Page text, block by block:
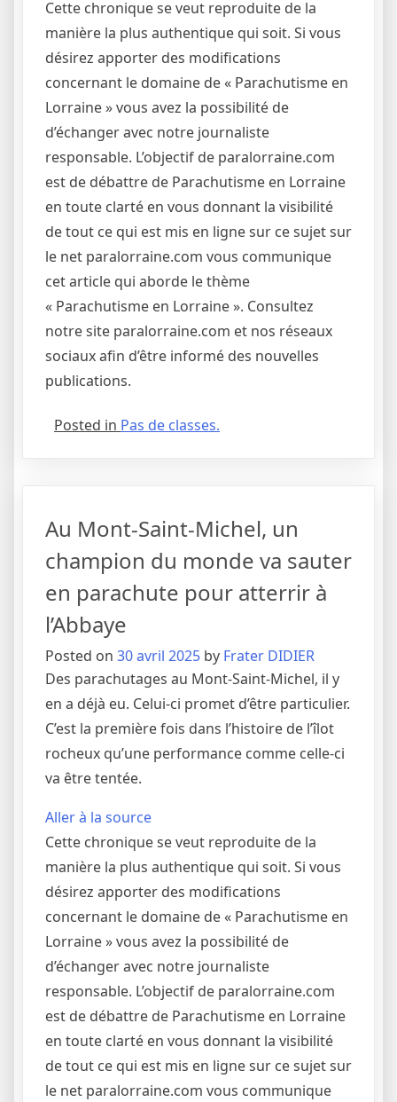
Cette chronique se veut reproduite de la
manière la plus authentique qui soit. Si vous
désirez apporter des modifications
concernant le domaine de « Parachutisme en
Lorraine » vous avez la possibilité de
d’échanger avec notre journaliste
responsable. L’objectif de paralorraine.com
est de débattre de Parachutisme en Lorraine
en toute clarté en vous donnant la visibilité
de tout ce qui est mis en ligne sur ce sujet sur
le net paralorraine.com vous communique
cet article qui aborde le thème
« Parachutisme en Lorraine ». Consultez
notre site paralorraine.com et nos réseaux
sociaux afin d’être informé des nouvelles
publications.
Posted in Pas de classes.
Au Mont-Saint-Michel, un
champion du monde va sauter
en parachute pour atterrir à
l’Abbaye
Posted on 30 avril 2025 by Frater DIDIER
Des parachutages au Mont-Saint-Michel, il y
en a déjà eu. Celui-ci promet d’être particulier.
C’est la première fois dans l’histoire de l’îlot
rocheux qu’une performance comme celle-ci
va être tentée.
Aller à la source
Cette chronique se veut reproduite de la
manière la plus authentique qui soit. Si vous
désirez apporter des modifications
concernant le domaine de « Parachutisme en
Lorraine » vous avez la possibilité de
d’échanger avec notre journaliste
responsable. L’objectif de paralorraine.com
est de débattre de Parachutisme en Lorraine
en toute clarté en vous donnant la visibilité
de tout ce qui est mis en ligne sur ce sujet sur
le net paralorraine.com vous communique